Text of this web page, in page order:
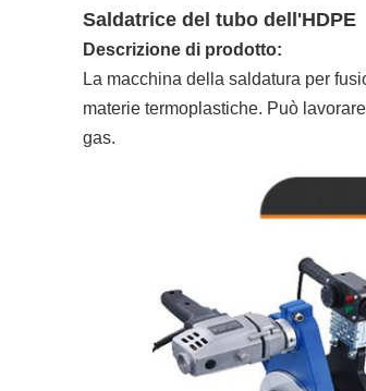
Saldatrice del tubo dell'HDPE
Descrizione di prodotto:
La macchina della saldatura per
materie termoplastiche. Può
gas.